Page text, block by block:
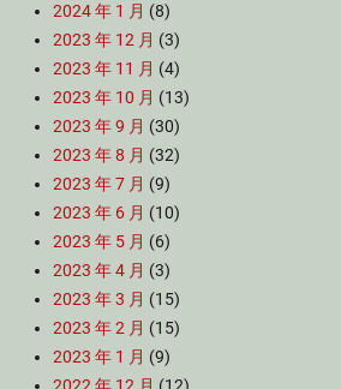
2024 年 1 月 (8)
2023 年 12 月 (3)
2023 年 11 月 (4)
2023 年 10 月 (13)
2023 年 9 月 (30)
2023 年 8 月 (32)
2023 年 7 月 (9)
2023 年 6 月 (10)
2023 年 5 月 (6)
2023 年 4 月 (3)
2023 年 3 月 (15)
2023 年 2 月 (15)
2023 年 1 月 (9)